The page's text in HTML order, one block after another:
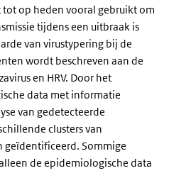
op heden vooral gebruikt om
tijdens een uitbraak is
van virustypering bij de
wordt beschreven aan de
en HRV. Door het
data met informatie
van gedetecteerde
clusters van
geïdentificeerd. Sommige
de epidemiologische data